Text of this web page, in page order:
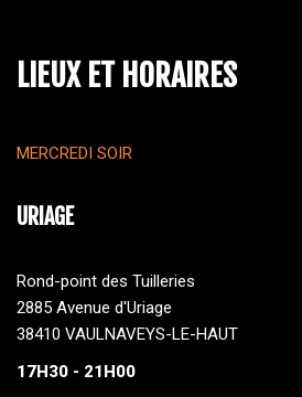
LIEUX ET HORAIRES
MERCREDI SOIR
URIAGE
Rond-point des Tuilleries
2885 Avenue d'Uriage
38410 VAULNAVEYS-LE-HAUT
17H30 - 21H00